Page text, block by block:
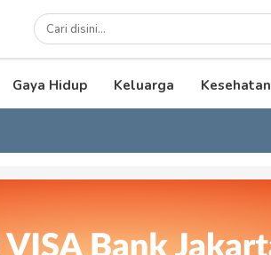
Gaya Hidup Keluarga Kesehatan